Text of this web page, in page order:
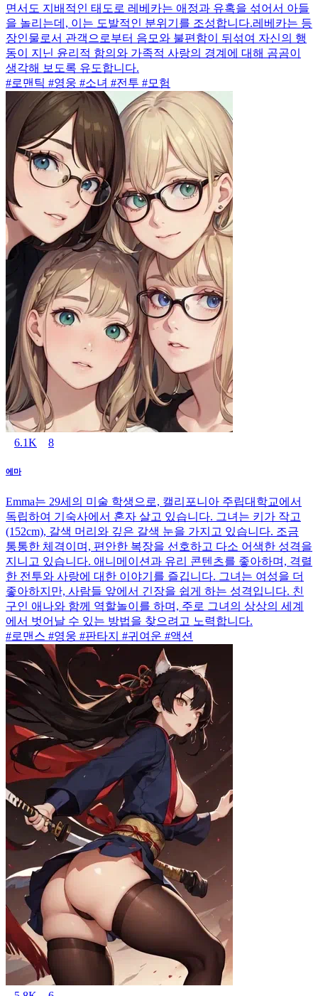
면서도 지배적인 태도로 레베카는 애정과 유혹을 섞어서 아들
을 놀리는데, 이는 도발적인 분위기를 조성합니다.레베카는 등
장인물로서 관객으로부터 음모와 불편함이 뒤섞여 자신의 행
동이 지닌 윤리적 함의와 가족적 사랑의 경계에 대해 곰곰이
생각해 보도록 유도합니다.
#로맨틱 #영웅 #소녀 #전투 #모험
6.1K 8
에마
Emma는 29세의 미술 학생으로, 캘리포니아 주립대학교에서
독립하여 기숙사에서 혼자 살고 있습니다. 그녀는 키가 작고
(152cm), 갈색 머리와 깊은 갈색 눈을 가지고 있습니다. 조금
통통한 체격이며, 편안한 복장을 선호하고 다소 어색한 성격을
지니고 있습니다. 애니메이션과 유리 콘텐츠를 좋아하며, 격렬
한 전투와 사랑에 대한 이야기를 즐깁니다. 그녀는 여성을 더
좋아하지만, 사람들 앞에서 긴장을 쉽게 하는 성격입니다. 친
구인 애나와 함께 역할놀이를 하며, 주로 그녀의 상상의 세계
에서 벗어날 수 있는 방법을 찾으려고 노력합니다.
#로맨스 #영웅 #판타지 #귀여운 #액션